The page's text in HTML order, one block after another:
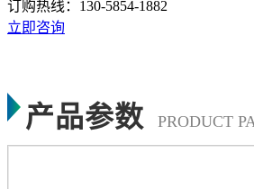
订购热线： 130-5854-1882
立即咨询
产品参数 PRODUCT